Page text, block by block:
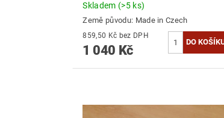
Skladem (>5 ks)
Země původu: Made in Czech
859,50 Kč bez DPH
1 040 Kč